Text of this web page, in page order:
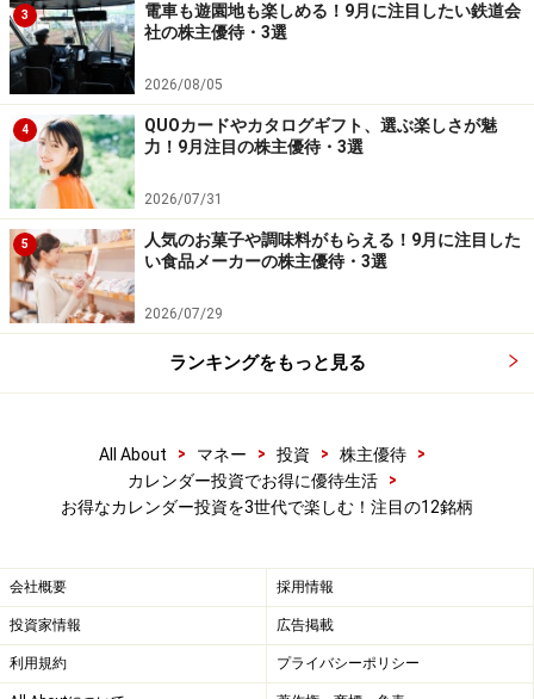
だと気が付いたところから、下げ止まった銘柄で配当・
優待をもらいながら値上がりを待つのに最適なやり方と
してカレンダー投資のノウハウを確立。以降、そのノウ
ハウを提唱しているものです。
2.木村佳子流！カレンダー投資のポイント7
か条
カレンダー投資の決めごとはシンプルな7か条で成り立
っています。
・投資銘柄は、倒産しにくい事業を営んでいる会社から
・チャートが下げから横ばいに移行した銘柄から選ぶ
・配当重視。過去、一株純利益が急減していない会社を
つ。すると「毎月のように配当か優待のインカムが得ら
れるカレンダー投資」の基本が完成。後は株数を増やす
か、銘柄を増やすか、適宜選択。
3
電車も遊園地も楽しめる！9月に注目したい鉄道会
社の株主優待・3選
2026/08/05
4
QUOカードやカタログギフト、選ぶ楽しさが魅
力！9月注目の株主優待・3選
2026/07/31
5
人気のお菓子や調味料がもらえる！9月に注目した
い食品メーカーの株主優待・3選
2026/07/29
ランキングをもっと見る
All About > マネー > 投資 > 株主優待
>
カレンダー投資でお得に優待生活
>
お得なカレンダー投資を3世代で楽しむ！注目の12銘柄
会社概要 採用情報
投資家情報 広告掲載
利用規約 プライバシーポリシー